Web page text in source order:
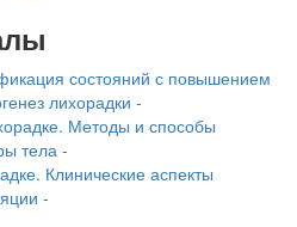
состояний с повышением
лихорадки -
Методы и способы
тела -
Клинические аспекты
-